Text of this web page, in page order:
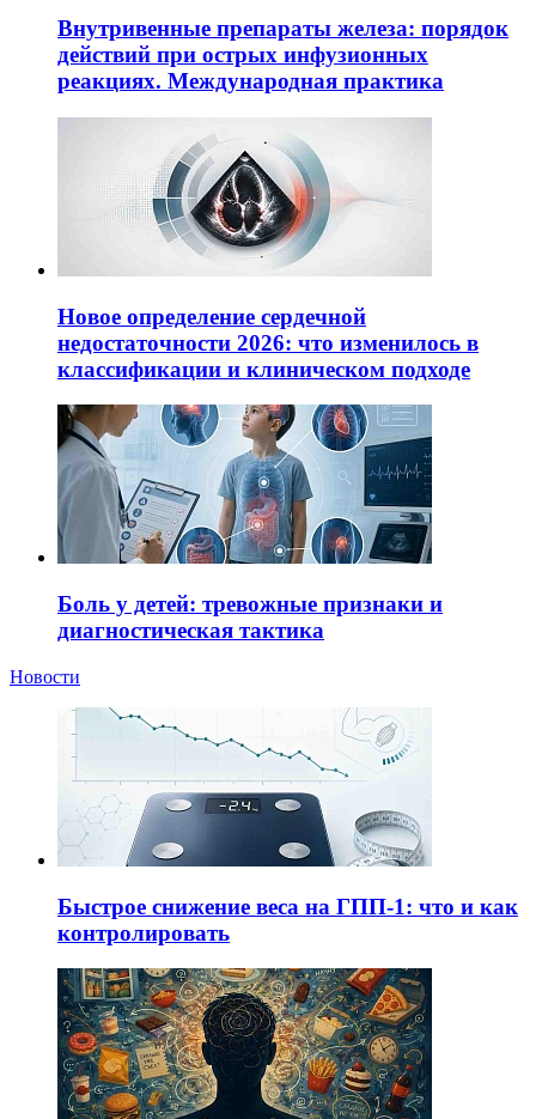
Внутривенные препараты железа: порядок
действий при острых инфузионных
реакциях. Международная практика
Новое определение сердечной
недостаточности 2026: что изменилось в
классификации и клиническом подходе
Боль у детей: тревожные признаки и
диагностическая тактика
Новости
Быстрое снижение веса на ГПП-1: что и как
контролировать